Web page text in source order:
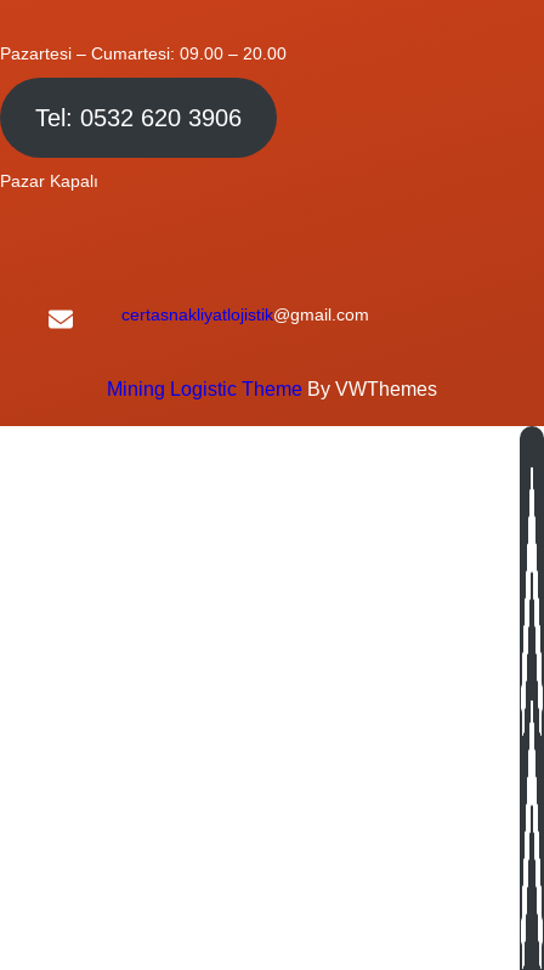
Pazartesi – Cumartesi: 09.00 – 20.00
Tel: 0532 620 3906
Pazar Kapalı
certasnakliyatlojistik@gmail.com
Mining Logistic Theme By VWThemes